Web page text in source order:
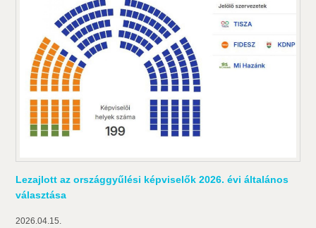
Lezajlott az országgyűlési képviselők 2026. évi általános
választása
2026.04.15.